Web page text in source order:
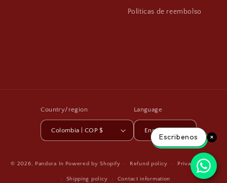
Políticas de reembolso
Country/region
Colombia | COP $
Language
English
methods
© 2026, Pandora In Powered by Shopify Refund policy Privacy policy
Shipping policy Contact information
Escribenos